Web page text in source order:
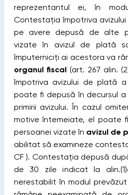
reprezentantul ei, în
Contestaţia împotriva
pe avere depusă de alte
vizate în avizul de plată
împuterniciţi ai acestora va
organul fiscal (art. 267 alin.
împotriva avizului de plată
poate fi depusă în decursul
primirii avizului. În cazul
motive întemeiate, el poate
persoanei vizate în avizul de
abilitat să examineze
CF ). Contestaţia depusă
de 30 zile indicat la
nerestabilit în modul